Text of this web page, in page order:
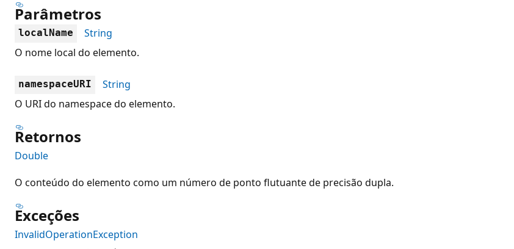
Parâmetros
localName
String
O nome local do elemento.
namespaceURI
String
O URI do namespace do elemento.
Retornos
Double
O conteúdo do elemento como um número de ponto flutuante de precisão dupla.
Exceções
InvalidOperationException